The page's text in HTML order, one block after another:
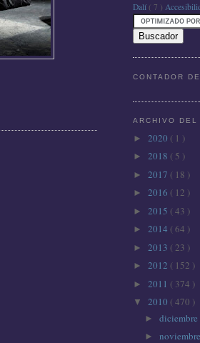
Dalí ( 7 )
CONTADOR
ARCHIVO DEL
► 2020 ( 1 )
► 2018 ( 5 )
► 2017 ( 18 )
► 2016 ( 12 )
► 2015 ( 43 )
► 2014 ( 64 )
► 2013 ( 23 )
► 2012 ( 152 )
► 2011 ( 374 )
▼ 2010 ( 470 )
► diciembre
► noviembre